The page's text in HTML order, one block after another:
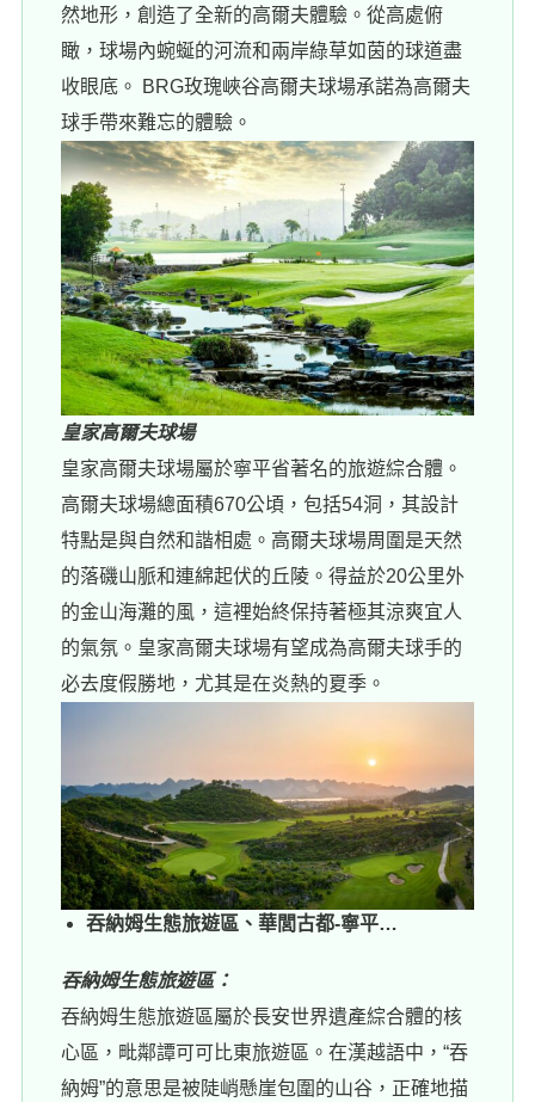
然地形，創造了全新的高爾夫體驗。從高處俯
瞰，球場內蜿蜒的河流和兩岸綠草如茵的球道盡
收眼底。 BRG玫瑰峽谷高爾夫球場承諾為高爾夫
球手帶來難忘的體驗。
皇家高爾夫球場
皇家高爾夫球場屬於寧平省著名的旅遊綜合體。
高爾夫球場總面積670公頃，包括54洞，其設計
特點是與自然和諧相處。高爾夫球場周圍是天然
的落磯山脈和連綿起伏的丘陵。得益於20公里外
的金山海灘的風，這裡始終保持著極其涼爽宜人
的氣氛。皇家高爾夫球場有望成為高爾夫球手的
必去度假勝地，尤其是在炎熱的夏季。
吞納姆生態旅遊區、華閭古都-寧平…
吞納姆生態旅遊區：
吞納姆生態旅遊區屬於長安世界遺產綜合體的核
心區，毗鄰譚可可比東旅遊區。在漢越語中，“吞
納姆”的意思是被陡峭懸崖包圍的山谷，正確地描